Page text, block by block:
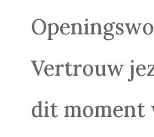
Vertrouw
dit moment